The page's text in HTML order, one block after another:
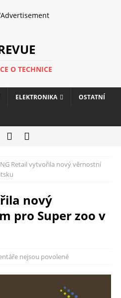
O TECHNICE
ELEKTRONIKA OSTATNÍ
NG Retail vytvořila nový věrnostní
nový
pro Super zoo v
nejsou povolené